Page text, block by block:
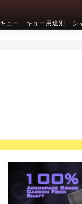
キュー キュー用途別 シ